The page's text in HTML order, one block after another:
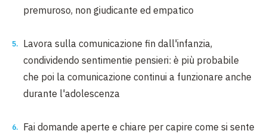
premuroso, non giudicante ed empatico
Lavora sulla comunicazione fin dall'infanzia,
condividendo sentimentie pensieri: è più probabile
che poi la comunicazione continui a funzionare anche
durante l'adolescenza
Fai domande aperte e chiare per capire come si sente